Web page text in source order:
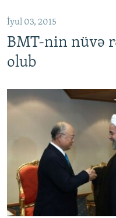
qayıt
Axtarışa
#ƏSLINDƏ
ARAŞDIRMA
MULTIMEDIA
FOTOQALEREYA
İNFOQRAFIKA
KARIKATURA
RADIO ARXIV
OXU ZALI
AZƏRBAYCAN ƏDƏBIYYATI
İSLAM VƏ DEMOKRATIYA
HAQQIMIZDA
MISSIYAMIZ
PEŞƏ ETIKASI VƏ
BIZI IZLƏ
İyul 03, 2015
BMT-nin nüvə
olub